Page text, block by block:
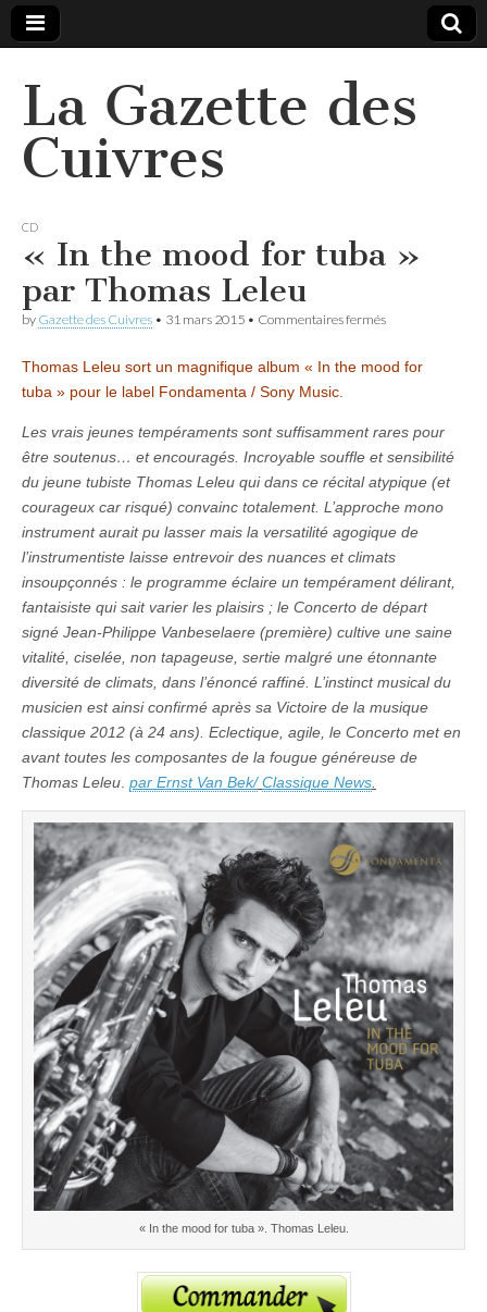
La Gazette des
Cuivres
CD
« In the mood for tuba »
par Thomas Leleu
by Gazette des Cuivres • 31 mars 2015 • Commentaires ferméssur
mood
Thomas
Leleu
Thomas Leleu sort un magnifique album « In the mood for
tuba » pour le label Fondamenta / Sony Music.
Les vrais jeunes tempéraments sont suffisamment rares pour
être soutenus… et encouragés. Incroyable souffle et sensibilité
du jeune tubiste Thomas Leleu qui dans ce récital atypique (et
courageux car risqué) convainc totalement. L’approche mono
instrument aurait pu lasser mais la versatilité agogique de
l’instrumentiste laisse entrevoir des nuances et climats
insoupçonnés : le programme éclaire un tempérament délirant,
fantaisiste qui sait varier les plaisirs ; le Concerto de départ
signé Jean-Philippe Vanbeselaere (première) cultive une saine
vitalité, ciselée, non tapageuse, sertie malgré une étonnante
diversité de climats, dans l’énoncé raffiné. L’instinct musical du
musicien est ainsi confirmé après sa Victoire de la musique
classique 2012 (à 24 ans). Eclectique, agile, le Concerto met en
avant toutes les composantes de la fougue généreuse de
Thomas Leleu par Ernst Van Bek/ Classique News
« In the mood for tuba ». Thomas Leleu.